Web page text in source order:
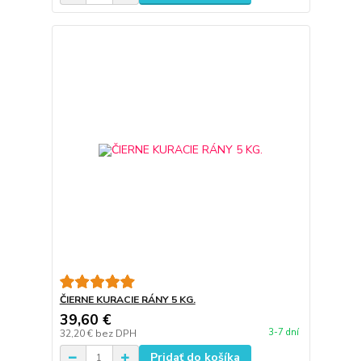
ČIERNE KURACIE RÁNY 5 KG.
39,60 €
32,20 € bez DPH 3-7 dní
Pridať do košíka